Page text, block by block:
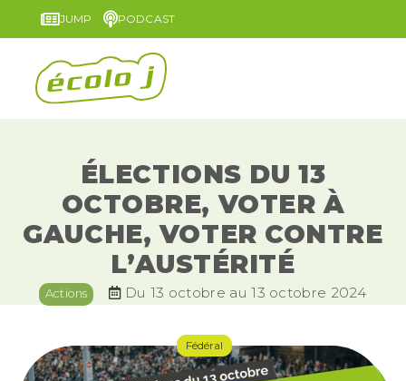
JUMP PODCAST
ÉLECTIONS DU 13
OCTOBRE, VOTER À
GAUCHE, VOTER CONTRE
L’AUSTÉRITÉ
Actions Du 13 octobre au 13 octobre 2024
Fédéral